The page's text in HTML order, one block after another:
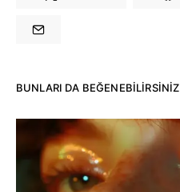
BUNLARI DA BEĞENEBILIRSINIZ